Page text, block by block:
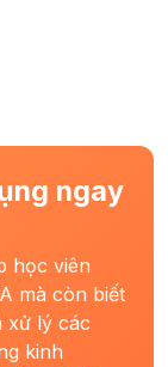
ngay
học viên
mà còn biết
xử lý các
kinh